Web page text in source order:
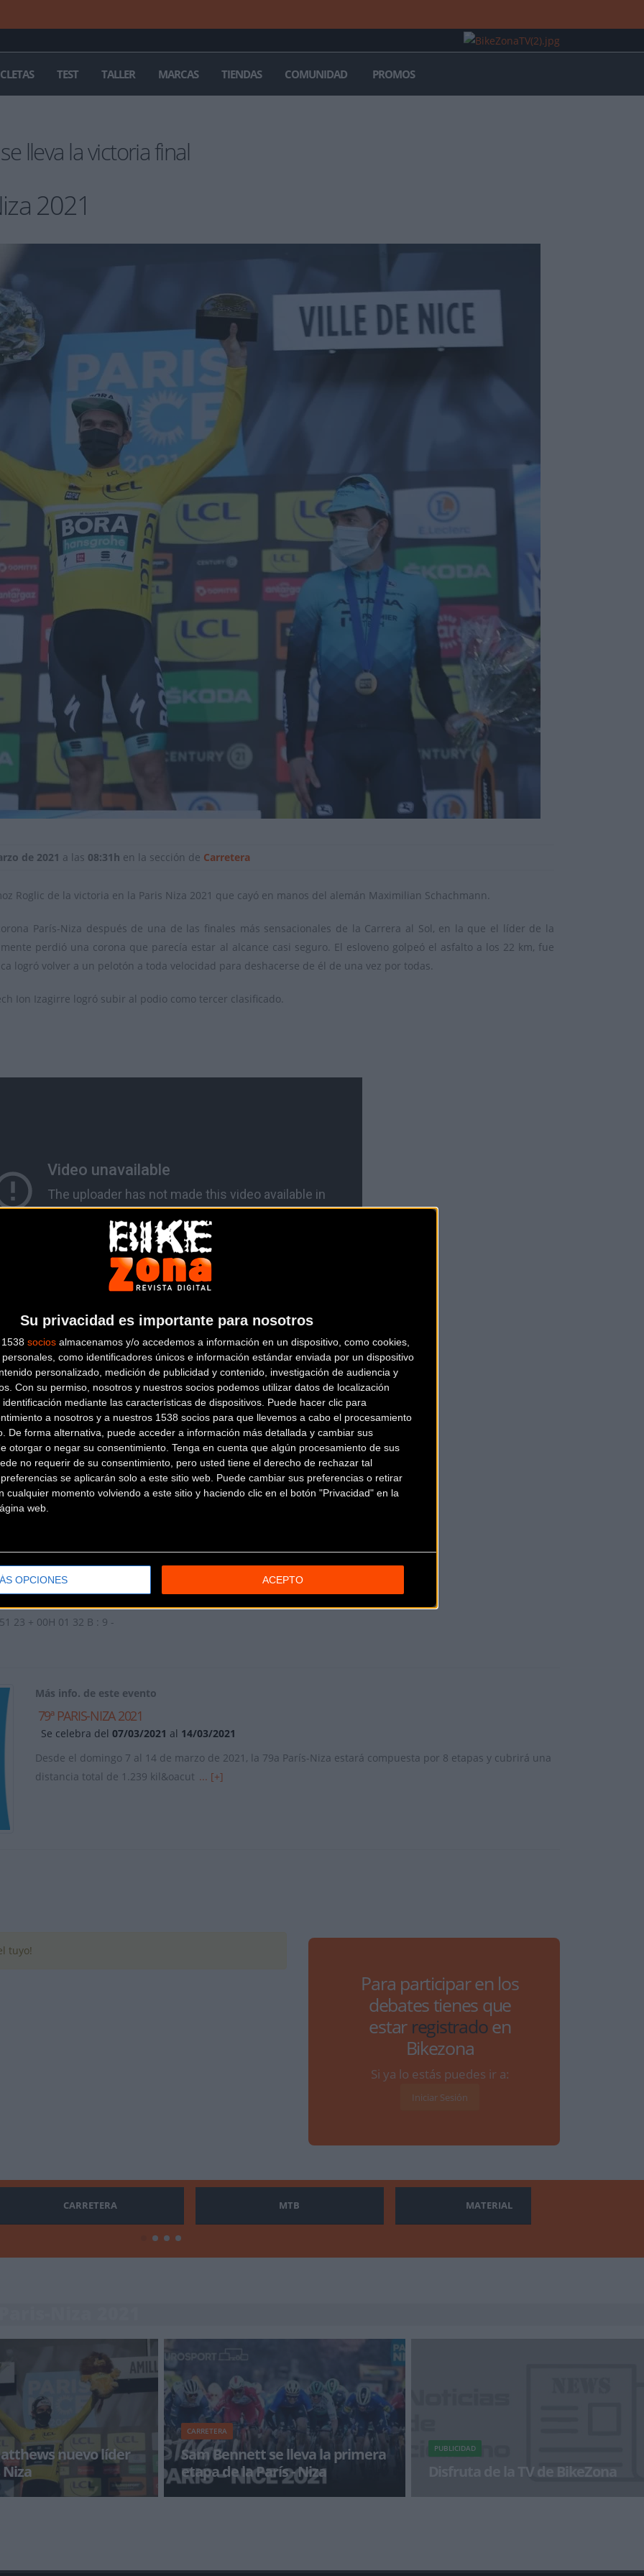
Su privacidad es importante para nosotros
socios almacenamos y/o accedemos a información en un dispositivo, como cookies,
como identificadores únicos e información estándar enviada por un dispositivo
personalizado, medición de publicidad y contenido, investigación de audiencia y
Con su permiso, nosotros y nuestros socios podemos utilizar datos de localización
mediante las características de dispositivos. Puede hacer clic para
a nosotros y a nuestros 1538 socios para que llevemos a cabo el procesamiento
De forma alternativa, puede acceder a información más detallada y cambiar sus
otorgar o negar su consentimiento. Tenga en cuenta que algún procesamiento de sus
no requerir de su consentimiento, pero usted tiene el derecho de rechazar tal
se aplicarán solo a este sitio web. Puede cambiar sus preferencias o retirar
cualquier momento volviendo a este sitio y haciendo clic en el botón "Privacidad" en la
web.
OPCIONES ACEPTO
TEST TALLER MARCAS TIENDAS COMUNIDAD PROMOS
lleva la victoria final
2021
de 2021 a las 08:31h en la sección de Carretera
Roglic de la victoria en la Paris Niza 2021 que cayó en manos del alemán Maximilian Schachmann.
París-Niza después de una de las finales más sensacionales de la Carrera al Sol, en la que el líder de la
perdió una corona que parecía estar al alcance casi seguro.
El esloveno golpeó el asfalto a los 22 km, fue
logró volver a un pelotón a toda velocidad para deshacerse de él de una vez por todas.
Ion Izagirre logró subir al podio como tercer clasificado.
28H 49 51 - B : 14 -
28H 50 10 + 00H 00 19 - -
TECH 28H 50 14 + 00H 00 23 B : 4 -
50 32 + 00H 00 41 B : 4 -
42 B : 3 -
01 14 B : 4 -
+ 00H 01 18 - -
51 20 + 00H 01 29 - -
28H 51 22 + 00H 01 31 B : 3 -
23 + 00H 01 32 B : 9 -
Más info. de este evento
79ª PARIS-NIZA 2021
Se celebra del 07/03/2021 al 14/03/2021
Desde el domingo 7 al 14 de marzo de 2021, la 79a París-Niza estará compuesta por 8 etapas y cubrirá una
distancia total de 1.239 kil&oacut ... [+]
tuyo!
Para participar en los
debates tienes que
estar registradoen
Bikezona
Si ya lo estás puedes ir a:
Iniciar Sesión
CARRETERA MTB MATERIAL
nuevo líder
Niza
Michael Matthews se
CARRETERA
Sam Bennett se lleva la primera
etapa de la París - Niza
Sam Bennett fue el ganador de la primera
PUBLICIDAD
Disfruta de la TV de BikeZona